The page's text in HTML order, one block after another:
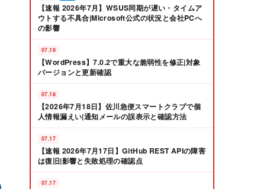
【速報 2026年7月】WSUS同期が遅い・タイムア
ウトする不具合|Microsoft公式の状況と会社PCへ
の影響
07.19
【WordPress】7.0.2で重大な脆弱性を修正|対象
バージョンと更新確認
07.18
【2026年7月18日】佐川急便スマートクラブで個
人情報漏えい|通知メールの誤表示と確認方法
07.17
【速報 2026年7月17日】GitHub REST APIの障害
は復旧|影響と失敗処理の確認点
07.17